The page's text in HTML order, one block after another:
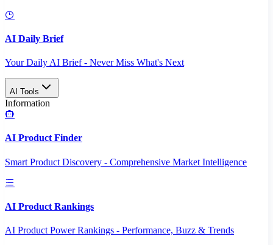
AI Daily Brief
Your Daily AI Brief - Never Miss What's Next
AI Tools
Information
AI Product Finder
Smart Product Discovery - Comprehensive Market Intelligence
AI Product Rankings
AI Product Power Rankings - Performance, Buzz & Trends